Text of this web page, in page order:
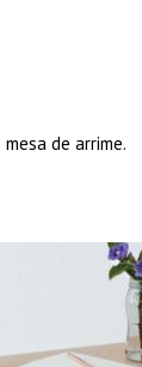
de arrime.